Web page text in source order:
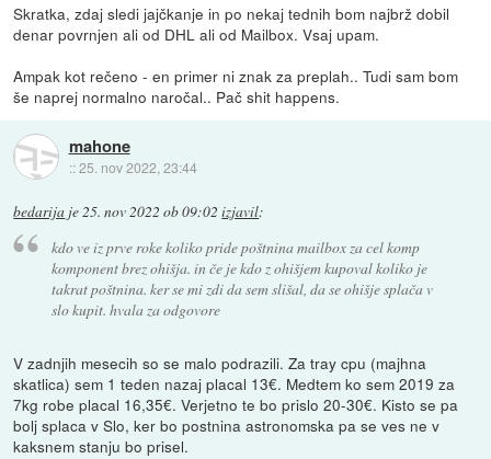
Skratka, zdaj sledi jajčkanje in po nekaj tednih bom najbrž dobil
denar povrnjen ali od DHL ali od Mailbox. Vsaj upam.
Ampak kot rečeno - en primer ni znak za preplah.. Tudi sam bom
še naprej normalno naročal.. Pač shit happens.
mahone
::25. nov 2022, 23:44
bedarija je25. nov 2022 ob 09:02 izjavil:
kdo ve iz prve roke koliko pride poštnina mailbox za cel komp
komponent brez ohišja. in če je kdo z ohišjem kupoval koliko je
takrat poštnina. ker se mi zdi da sem slišal, da se ohišje splača v
slo kupit. hvala za odgovore
V zadnjih mesecih so se malo podrazili. Za tray cpu (majhna
skatlica) sem 1 teden nazaj placal 13€. Medtem ko sem 2019 za
7kg robe placal 16,35€. Verjetno te bo prislo 20-30€. Kisto se pa
bolj splaca v Slo, ker bo postnina astronomska pa se ves ne v
kaksnem stanju bo prisel.